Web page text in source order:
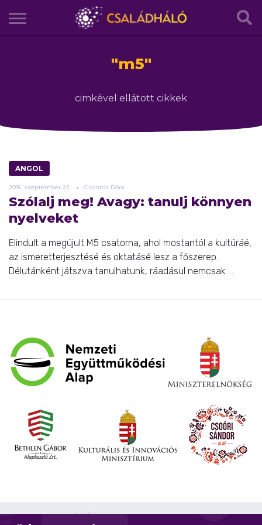
"m5"
cimkével ellátott cikkek
ANGOL
2016. szeptember 22. Csontos Dóra
Szólalj meg! Avagy: tanulj könnyen
nyelveket
Elindult a megújult M5 csatorna, ahol mostantól a kultúráé,
az ismeretterjesztésé és oktatásé lesz a főszerep.
Délutánként játszva tanulhatunk, ráadásul nemcsak ...